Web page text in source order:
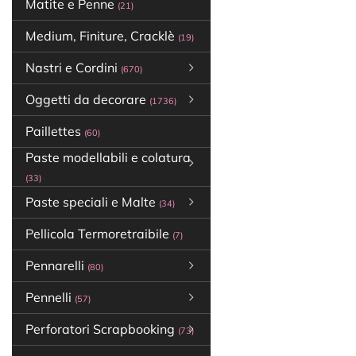
Matite e Penne (21)
Medium, Finiture, Cracklè (19)
Nastri e Cordini (670)
Oggetti da decorare (1736)
Paillettes (60)
Paste modellabili e colatura
(33)
Paste speciali e Malte (34)
Pellicola Termoretraibile (7)
Pennarelli (80)
Pennelli (57)
Perforatori Scrapbooking (73)